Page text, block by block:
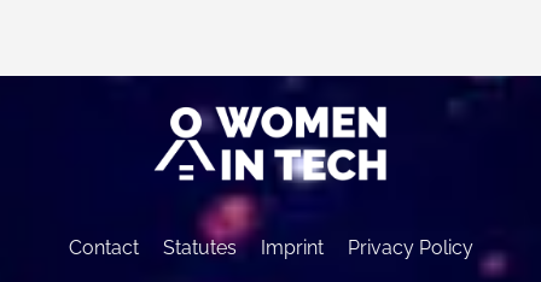
Contact Statutes Imprint Privacy Policy